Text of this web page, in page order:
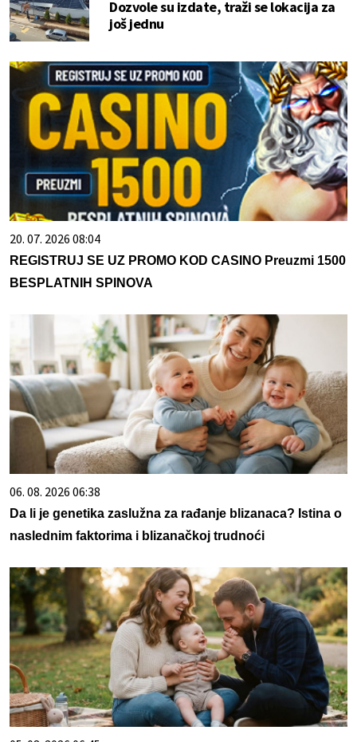
Dozvole su izdate, traži se lokacija za
još jednu
20. 07. 2026 08:04
REGISTRUJ SE UZ PROMO KOD CASINO Preuzmi 1500
BESPLATNIH SPINOVA
06. 08. 2026 06:38
Da li je genetika zaslužna za rađanje blizanaca? Istina o
naslednim faktorima i blizanačkoj trudnoći